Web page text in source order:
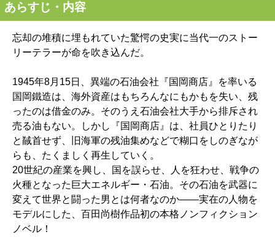
あらすじ・内容
忘却の堆積に埋もれていた驚愕の史実に当代一のストー
リーテラーが命を吹き込んだ。
1945年8月15日、異端の石油会社『国岡商店』を率いる
国岡鐵造は、海外資産はもちろんなにもかもを失い、残
ったのは借金のみ。そのうえ石油会社大手から排斥され
売る油もない。しかし『国岡商店』は、社員ひとりたり
と馘首せず、旧海軍の残油集めなどで糊口をしのぎなが
らも、たくましく再生していく。
20世紀の産業を興し、国を誤らせ、人を狂わせ、戦争の
火種となった巨大エネルギー・石油。その石油を武器に
変えて世界と闘った男とは何者なのか――実在の人物を
モデルにした、百田尚樹作品初の本格ノンフィクション
ノベル！